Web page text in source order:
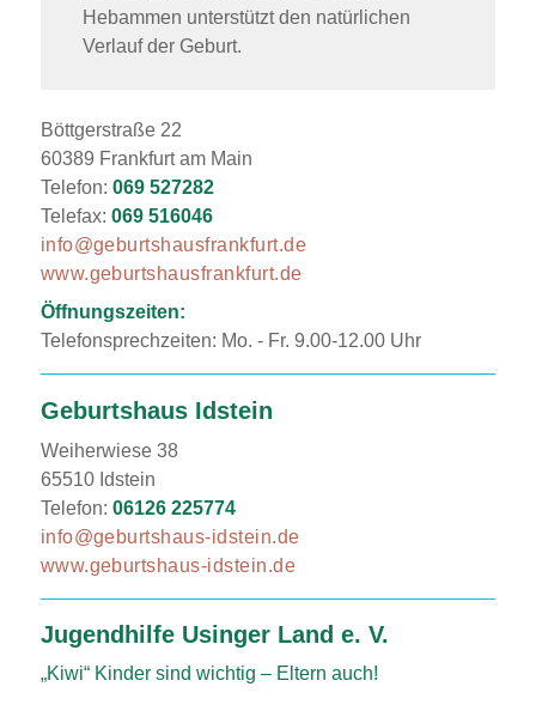
Hebammen unterstützt den natürlichen
Verlauf der Geburt.
Böttgerstraße 22
60389 Frankfurt am Main
Telefon: 069 527282
Telefax: 069 516046
info@geburtshausfrankfurt.de
www.geburtshausfrankfurt.de
Öffnungszeiten:
Telefonsprechzeiten: Mo. - Fr. 9.00-12.00 Uhr
Geburtshaus Idstein
Weiherwiese 38
65510 Idstein
Telefon: 06126 225774
info@geburtshaus-idstein.de
www.geburtshaus-idstein.de
Jugendhilfe Usinger Land e. V.
„Kiwi“ Kinder sind wichtig – Eltern auch!